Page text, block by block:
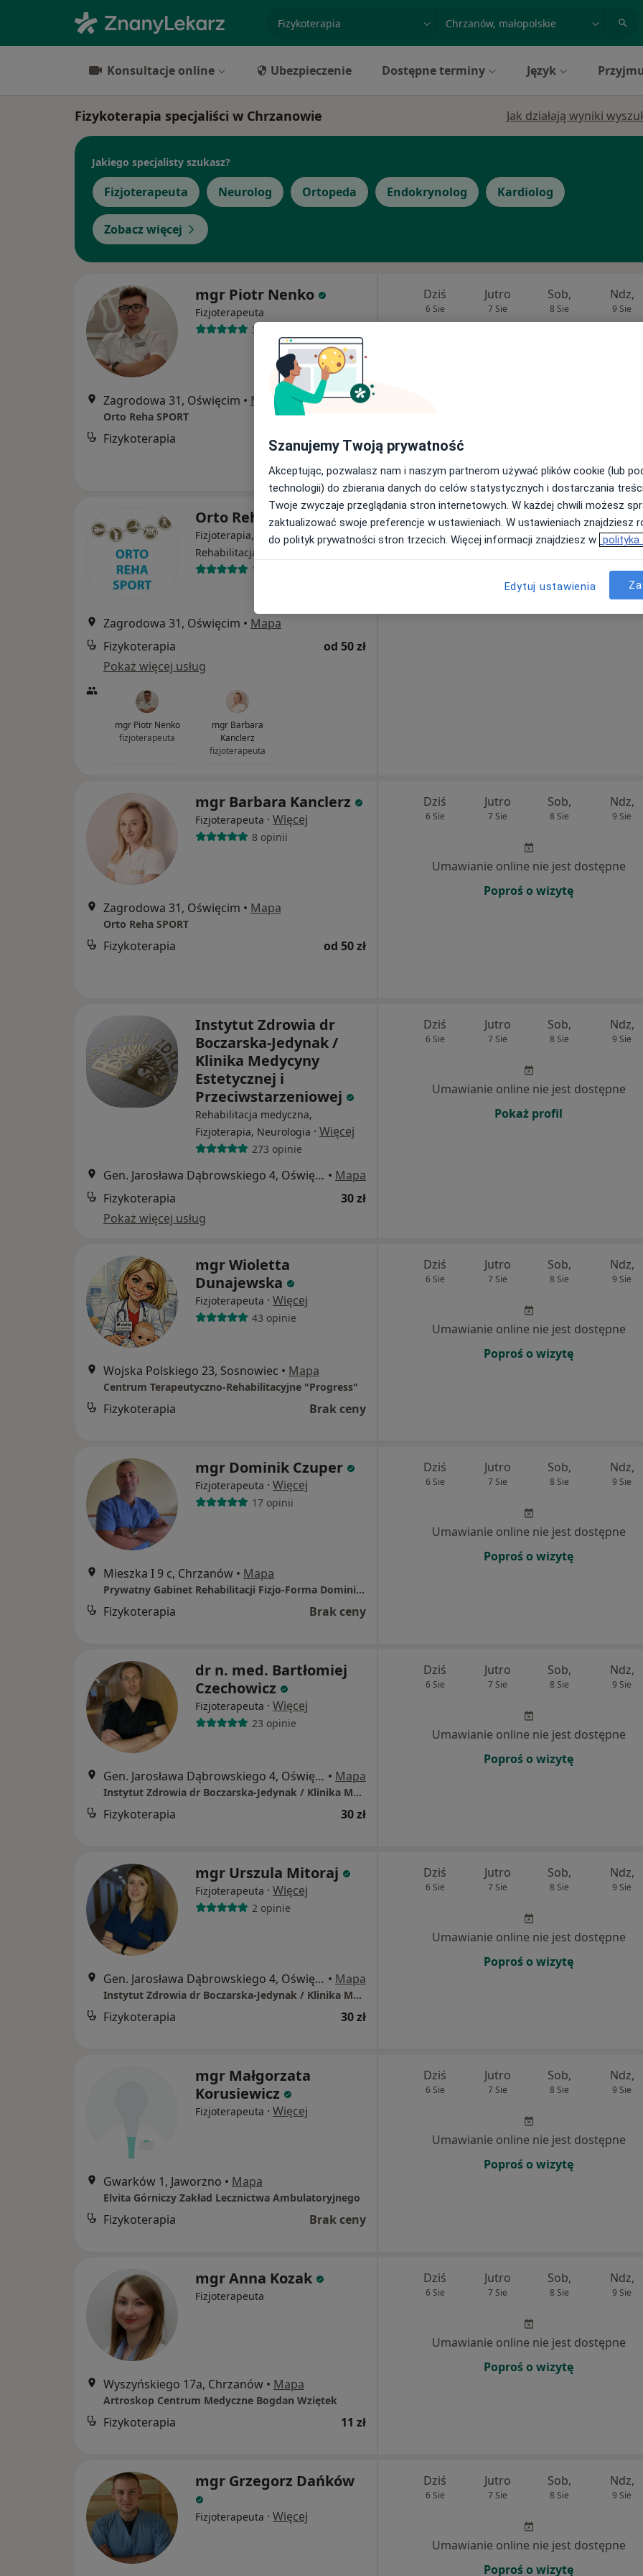
miasto lub dzielnica
Konsultacje online Ubezpieczenie Dostępne terminy Język
Fizykoterapia specjaliści w Chrzanowie Jak działają wyniki
Jakiego specjalisty szukasz?
Fizjoterapeuta Neurolog Ortopeda Endokrynolog Kardiolog
Zobacz więcej
mgr Piotr Nenko
Fizjoterapeuta
34 opinie
Zagrodowa 31, Oświęcim • Mapa
Orto Reha SPORT
Fizykoterapia od 50 zł
Dziś
6 Sie
Jutro
7 Sie
Sob,
8 Sie
Ndz,
9 Sie
Orto Reha SPORT
Fizjoterapia, Medycyna sportowa,
Rehabilitacja medyczna
1132 opinie
Zagrodowa 31, Oświęcim • Mapa
Fizykoterapia
od 50 zł
Pokaż więcej usług
mgr Piotr Nenko
fizjoterapeuta
mgr Barbara
Kanclerz
fizjoterapeuta
Dziś Jutro Sob, Ndz,
9 Sie
Umawianie online nie jest dostępne
mgr Barbara Kanclerz
Fizjoterapeuta · Więcej
8 opinii
Zagrodowa 31, Oświęcim • Mapa
Orto Reha SPORT
Fizykoterapia od 50 zł
Dziś
6 Sie
Jutro
7 Sie
Sob,
8 Sie
Ndz,
9 Sie
Umawianie online nie jest dostępne
Poproś o wizytę
Instytut Zdrowia dr
Boczarska-Jedynak /
Klinika Medycyny
Estetycznej i
Przeciwstarzeniowej
Rehabilitacja medyczna,
Fizjoterapia, Neurologia · Więcej
273 opinie
Gen. Jarosława Dąbrowskiego 4, Oświęcim • Mapa
Fizykoterapia
30 zł
Pokaż więcej usług
Dziś
6 Sie
Jutro
7 Sie
Sob,
8 Sie
Ndz,
9 Sie
Umawianie online nie jest dostępne
Pokaż profil
mgr Wioletta
Dunajewska
Fizjoterapeuta · Więcej
43 opinie
Wojska Polskiego 23, Sosnowiec • Mapa
Centrum Terapeutyczno-Rehabilitacyjne "Progress"
Fizykoterapia Brak ceny
Dziś
6 Sie
Jutro
7 Sie
Sob,
8 Sie
Ndz,
9 Sie
Umawianie online nie jest dostępne
Poproś o wizytę
mgr Dominik Czuper
Fizjoterapeuta · Więcej
17 opinii
Mieszka I 9 c, Chrzanów • Mapa
Prywatny Gabinet Rehabilitacji Fizjo-Forma Dominik Czuper
Fizykoterapia Brak ceny
Dziś
6 Sie
Jutro
7 Sie
Sob,
8 Sie
Ndz,
9 Sie
Umawianie online nie jest dostępne
Poproś o wizytę
dr n. med. Bartłomiej
Czechowicz
Fizjoterapeuta · Więcej
23 opinie
Gen. Jarosława Dąbrowskiego 4, Oświęcim • Mapa
Instytut Zdrowia dr Boczarska-Jedynak / Klinika Medycyny Estetycznej i Przeciwstarzeniowej
Fizykoterapia 30 zł
Dziś
6 Sie
Jutro
7 Sie
Sob,
8 Sie
Ndz,
9 Sie
Umawianie online nie jest dostępne
Poproś o wizytę
mgr Urszula Mitoraj
Fizjoterapeuta · Więcej
2 opinie
Gen. Jarosława Dąbrowskiego 4, Oświęcim • Mapa
Instytut Zdrowia dr Boczarska-Jedynak / Klinika Medycyny Estetycznej i Przeciwstarzeniowej
Fizykoterapia 30 zł
Dziś
6 Sie
Jutro
7 Sie
Sob,
8 Sie
Ndz,
9 Sie
Umawianie online nie jest dostępne
Poproś o wizytę
mgr Małgorzata
Korusiewicz
Fizjoterapeuta · Więcej
Gwarków 1, Jaworzno • Mapa
Elvita Górniczy Zakład Lecznictwa Ambulatoryjnego
Fizykoterapia Brak ceny
Dziś
6 Sie
Jutro
7 Sie
Sob,
8 Sie
Ndz,
9 Sie
Umawianie online nie jest dostępne
Poproś o wizytę
mgr Anna Kozak
Fizjoterapeuta
Wyszyńskiego 17a, Chrzanów • Mapa
Artroskop Centrum Medyczne Bogdan Wziętek
Fizykoterapia 11 zł
Dziś
6 Sie
Jutro
7 Sie
Sob,
8 Sie
Ndz,
9 Sie
Umawianie online nie jest dostępne
Poproś o wizytę
mgr Grzegorz Dańków
Fizjoterapeuta · Więcej
Dziś
6 Sie
Jutro
7 Sie
Sob,
8 Sie
Ndz,
9 Sie
Umawianie online nie jest dostępne
Poproś o wizytę
Szanujemy Twoją prywatność
Akceptując, pozwalasz nam i naszym partnerom używać plików cookie (lub
technologii) do zbierania danych do celów statystycznych i dostarczania
Twoje zwyczaje przeglądania stron internetowych. W każdej chwili możesz
zaktualizować swoje preferencje w ustawieniach. W ustawieniach znajdziesz
do polityk prywatności stron trzecich. Więcej informacji znajdziesz w polityka
Edytuj ustawienia